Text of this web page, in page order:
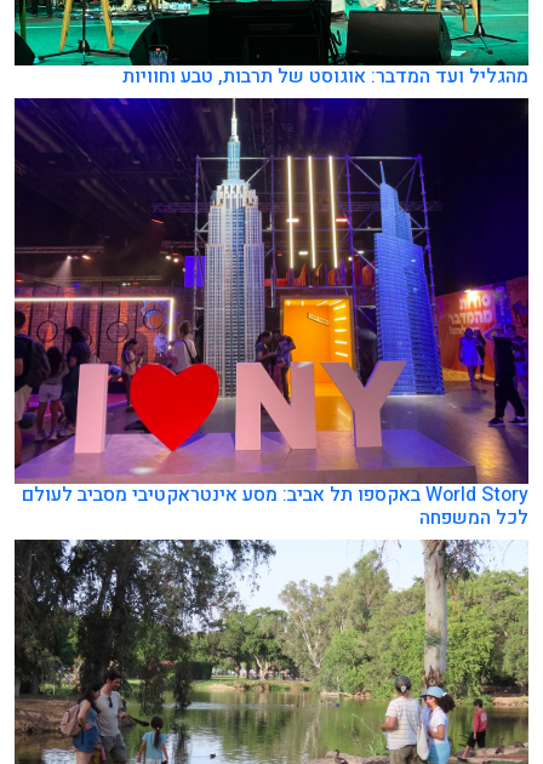
מהגליל ועד המדבר: אוגוסט של תרבות, טבע וחוויות
World Story באקספו תל אביב: מסע אינטראקטיבי מסביב לעולם
לכל המשפחה